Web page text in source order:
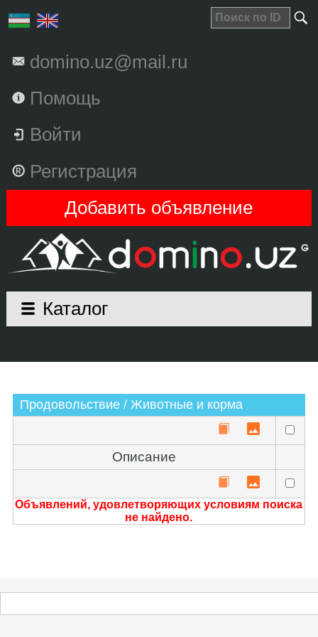
domino.uz@mail.ru
Помощь
Войти
Регистрация
Добавить объявление
Каталог
Продовольствие / Животные и корма
Описание
Объявлений, удовлетворяющих условиям поиска
не найдено.